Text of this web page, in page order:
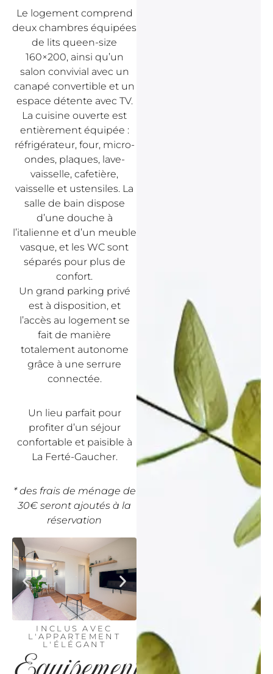
Le logement comprend
deux chambres équipées
de lits queen-size
160×200, ainsi qu’un
salon convivial avec un
canapé convertible et un
espace détente avec TV.
La cuisine ouverte est
entièrement équipée :
réfrigérateur, four, micro-
ondes, plaques, lave-
vaisselle, cafetière,
vaisselle et ustensiles. La
salle de bain dispose
d’une douche à
l’italienne et d’un meuble
vasque, et les WC sont
séparés pour plus de
confort.
Un grand parking privé
est à disposition, et
l’accès au logement se
fait de manière
totalement autonome
grâce à une serrure
connectée.
Un lieu parfait pour
profiter d’un séjour
confortable et paisible à
La Ferté-Gaucher.
* des frais de ménage de
30€ seront ajoutés à la
réservation
INCLUS AVEC
L'APPARTEMENT
L'ÉLÉGANT